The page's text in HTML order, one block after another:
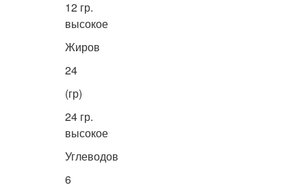
12 гр.
высокое
Жиров
24
(гр)
24 гр.
высокое
Углеводов
6